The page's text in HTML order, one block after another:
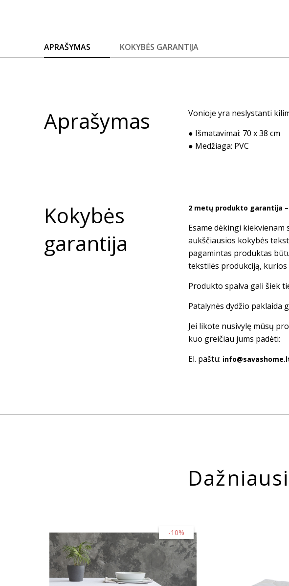
APRAŠYMAS KOKYBĖS GARANTIJA
Aprašymas
Vonioje yra neslystanti
● Išmatavimai: 70 x 38 cm
● Medžiaga: PVC
Kokybės
garantija
2 metų produkto garantija
Esame dėkingi
aukščiausios kokybės
pagamintas produktas
tekstilės produkciją,
Produkto spalva gali šiek
Patalynės dydžio paklaida
Jei likote nusivylę mūsų
kuo greičiau jums padėti:
El. paštu:
-10%